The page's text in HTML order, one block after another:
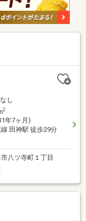
なし
2
年7ヶ月)
田神駅 徒歩29分
八ツ寺町１丁目